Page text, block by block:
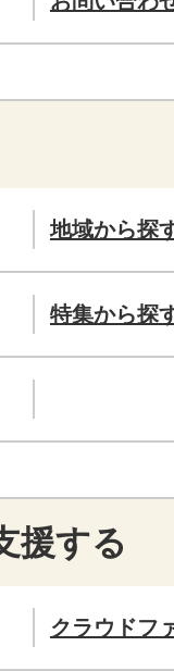
地域から探
特集から探
援する
クラウドフ